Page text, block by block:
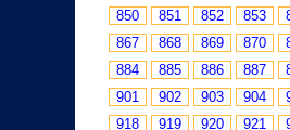
850
851 852 853
867
868 869 870
884
885 886 887
901
902 903 904
918
919 920 921